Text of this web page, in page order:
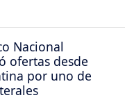
Nacional
ofertas desde
por uno de